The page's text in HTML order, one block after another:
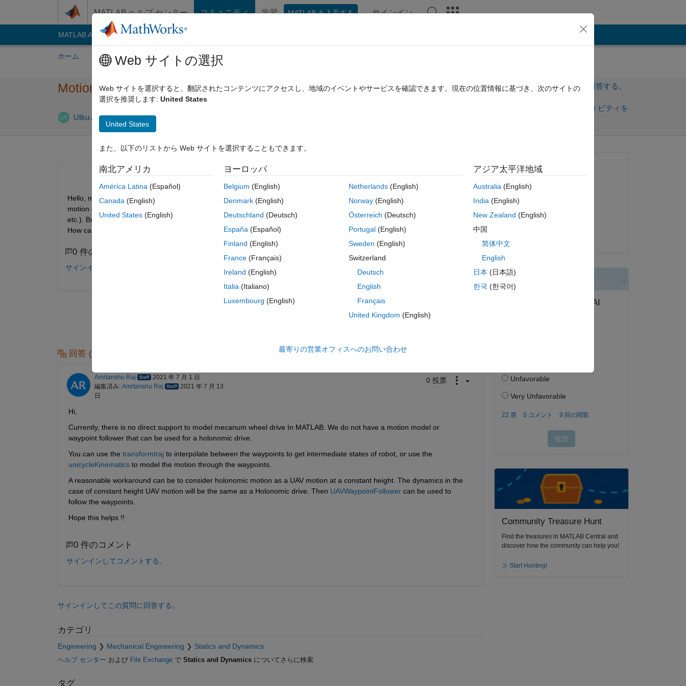
MATLAB ヘルプ センター コミュニティ 学習 MATLAB を入手する サインイン
MATLAB Answers File Exchange
ホーム 質問する 回答 閲覧 MATLAB に関する FAQ
Motion charasteristics of mecanum wheel
Utku Arda Töre 2021 6 月 2
サインインしてこの質問に回答する。
サインインしてアクティビティを
0 投票
Hello, me and my collegues are trying to model a vehicle with four mecanum wheels in Matlab. We are trying to plot the
motion of the vehicle, while showing it has mecanum wheel characteristics (going sideways, diagonal between waypoints
etc.). But we couldn't figure how to do it. (we have the vehicle as a point and waypoints, but it does not goes between them.
How can we modify our codes to make it move like a mecanum wheel vehicle.
0 件のコメント
サインインしてコメントする。
サインインしてこの質問に回答する。
回答 (1 件)
Amrtanshu Raj
2021 年 7 月 1 日
編集済み: Amrtanshu Raj
2021 年 7 月 13
日
0 投票
Hi,
Currently, there is no direct support to model mecanum wheel drive In MATLAB. We do not have a motion model or
waypoint follower that can be used for a holonomic drive.
You can use the transformtraj to interpolate between the waypoints to get intermediate states of robot, or use the
unicycleKinematics to model the motion through the waypoints.
A reasonable workaround can be to consider holonomic motion as a UAV motion at a constant height. The dynamics in the
case of constant height UAV motion will be the same as a Holonomic drive. Then UAVWaypointFollower can be used to
follow the waypoints.
Hope this helps !!
0 件のコメント
サインインしてコメントする。
サインインしてこの質問に回答する。
カテゴリ
Engineering Mechanical Engineering Statics and Dynamics
ヘルプ センター および File Exchangeで Statics and Dynamicsについてさらに検索
タグ
質問済み:
2021 年 6 月 2 日
編集済み:
Community Treasure Hunt
Find the treasures in MATLAB Central and
discover how the community can help you!
Start Hunting!
Web サイトの選択
Web サイトを選択すると、翻訳されたコンテンツにアクセスし、地域のイベントやサービスを確認できます。現在の位置情報に基づき、次のサイトの
選択を推奨します: United States
United States
また、以下のリストから Web サイトを選択することもできます。
南北アメリカ
América Latina (Español)
Canada (English)
United States (English)
ヨーロッパ
Belgium (English)
Denmark (English)
Deutschland (Deutsch)
España (Español)
Finland (English)
France (Français)
Ireland (English)
Italia (Italiano)
Luxembourg (English)
Netherlands(English)
Norway(English)
Österreich (Deutsch)
Portugal(English)
Sweden (English)
Switzerland
Deutsch
English
Français
United Kingdom (English)
アジア太平洋地域
Australia(English)
India(English)
New Zealand (English)
中国
简体中文
English
日本 (日本語)
한국 (한국어)
最寄りの営業オフィスへのお問い合わせ